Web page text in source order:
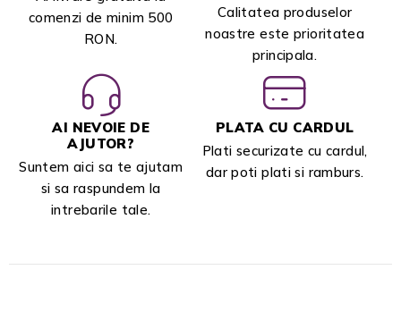
comenzi de minim 500
RON.
Calitatea produselor
noastre este prioritatea
principala.
AI NEVOIE DE
AJUTOR?
Suntem aici sa te ajutam
si sa raspundem la
intrebarile tale.
PLATA CU CARDUL
Plati securizate cu cardul,
dar poti plati si ramburs.